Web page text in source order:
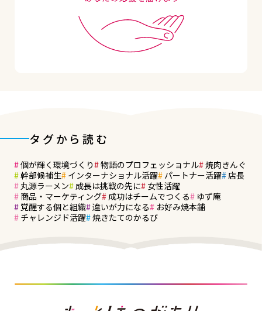
タグから読む
個が輝く環境づくり 物語のプロフェッショナル 焼肉きんぐ
幹部候補生 インターナショナル活躍 パートナー活躍 店長
丸源ラーメン 成長は挑戦の先に
女性活躍
商品・マーケティング 成功はチームでつくる
ゆず庵
覚醒する個と組織 違いが力になる
お好み焼本舗
チャレンジド活躍 焼きたてのかるび